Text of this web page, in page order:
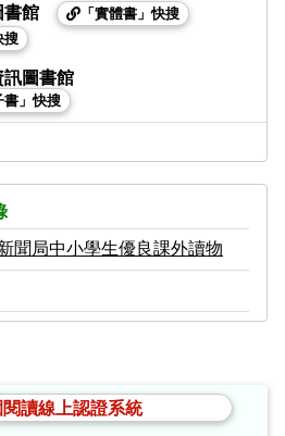
書館
「實體書」快搜
搜
訊圖書館
書」快搜
聞局中小學生優良課外讀物
讀線上認證系統